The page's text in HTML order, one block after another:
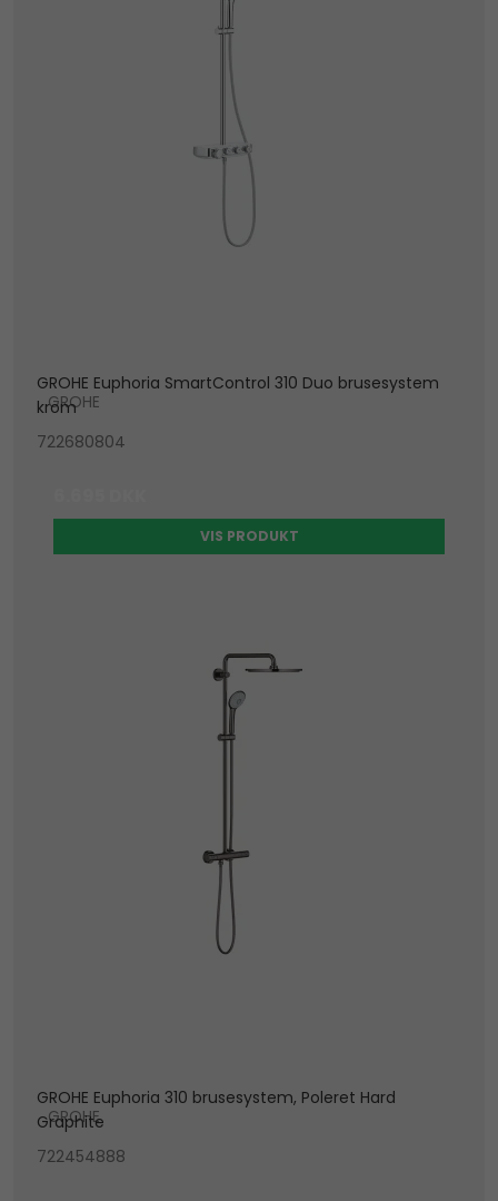
GROHE Euphoria SmartControl 310 Duo brusesystem
krom
GROHE
722680804
VIS PRODUKT
GROHE Euphoria 310 brusesystem, Poleret Hard
Graphite
GROHE
722454888